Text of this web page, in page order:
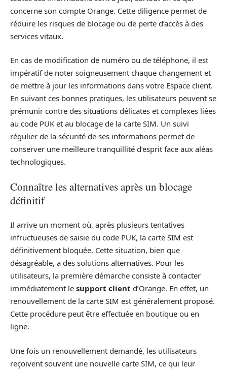
concerne son compte Orange. Cette diligence permet de
réduire les risques de blocage ou de perte d’accès à des
services vitaux.
En cas de modification de numéro ou de téléphone, il est
impératif de noter soigneusement chaque changement et
de mettre à jour les informations dans votre Espace client.
En suivant ces bonnes pratiques, les utilisateurs peuvent se
prémunir contre des situations délicates et complexes liées
au code PUK et au blocage de la carte SIM. Un suivi
régulier de la sécurité de ses informations permet de
conserver une meilleure tranquillité d’esprit face aux aléas
technologiques.
Connaître les alternatives après un blocage
définitif
Il arrive un moment où, après plusieurs tentatives
infructueuses de saisie du code PUK, la carte SIM est
définitivement bloquée. Cette situation, bien que
désagréable, a des solutions alternatives. Pour les
utilisateurs, la première démarche consiste à contacter
immédiatement le support client d’Orange. En effet, un
renouvellement de la carte SIM est généralement proposé.
Cette procédure peut être effectuée en boutique ou en
ligne.
Une fois un renouvellement demandé, les utilisateurs
reçoivent souvent une nouvelle carte SIM, ce qui leur